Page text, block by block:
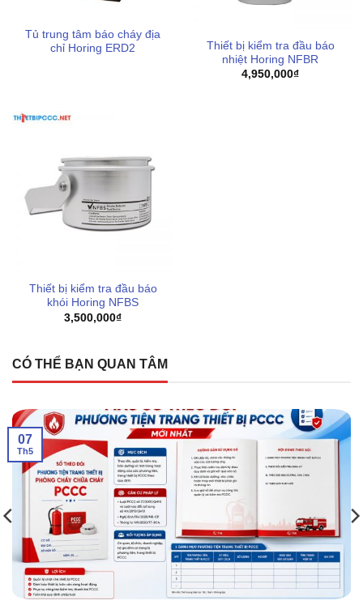
Tủ trung tâm báo cháy địa
chỉ Horing ERD2
Thiết bị kiểm tra đầu báo
nhiệt Horing NFBR
4,950,000₫
Thiết bị kiểm tra đầu báo
khói Horing NFBS
3,500,000₫
CÓ THỂ BẠN QUAN TÂM
07
Th5